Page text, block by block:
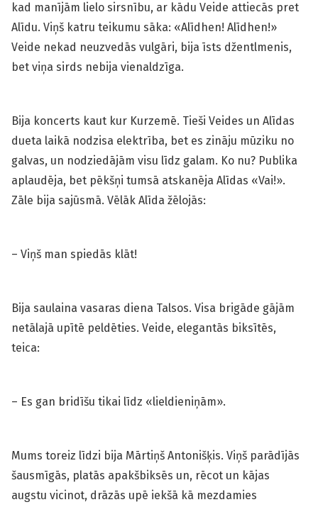
kad manījām lielo sirsnību, ar kādu Veide attiecās pret
Alīdu. Viņš katru teikumu sāka: «Alīdhen! Alīdhen!»
Veide nekad neuzvedās vulgāri, bija īsts džentlmenis,
bet viņa sirds nebija vienaldzīga.
Bija koncerts kaut kur Kurzemē. Tieši Veides un Alīdas
dueta laikā nodzisa elektrība, bet es zināju mūziku no
galvas, un nodziedājām visu līdz galam. Ko nu? Publika
aplaudēja, bet pēkšņi tumsā atskanēja Alīdas «Vai!».
Zāle bija sajūsmā. Vēlāk Alīda žēlojās:
– Viņš man spiedās klāt!
Bija saulaina vasaras diena Talsos. Visa brigāde gājām
netālajā upītē peldēties. Veide, elegantās biksītēs,
teica:
– Es gan bridīšu tikai līdz «lieldieniņām».
Mums toreiz līdzi bija Mārtiņš Antonišķis. Viņš parādījās
šausmīgās, platās apakšbiksēs un, rēcot un kājas
augstu vicinot, drāzās upē iekšā kā mezdamies